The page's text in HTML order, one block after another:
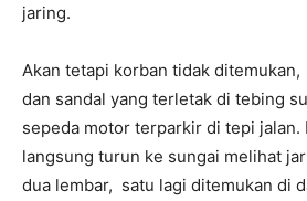
jaring.
Akan tetapi korban tidak ditemukan,
dan sandal yang terletak di tebing
sepeda motor terparkir di tepi jalan.
langsung turun ke sungai melihat
dua lembar, satu lagi ditemukan di